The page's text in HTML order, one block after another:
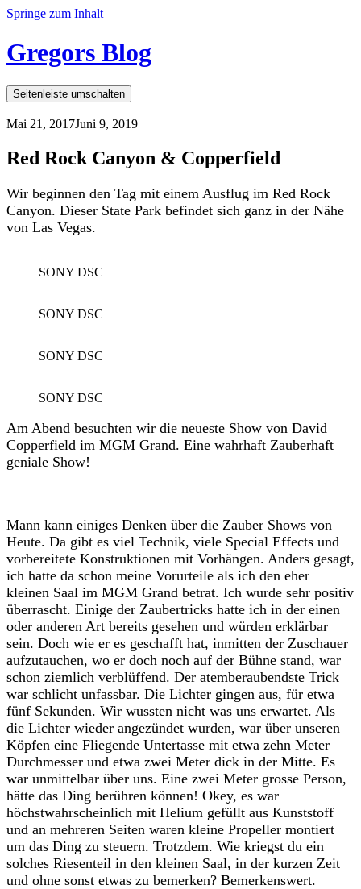
Springe zum Inhalt
Gregors Blog
Seitenleiste umschalten
Mai 21, 2017Juni 9, 2019
Red Rock Canyon & Copperfield
Wir beginnen den Tag mit einem Ausflug im Red Rock
Canyon. Dieser State Park befindet sich ganz in der Nähe
von Las Vegas.
SONY DSC
SONY DSC
SONY DSC
SONY DSC
Am Abend besuchten wir die neueste Show von David
Copperfield im MGM Grand. Eine wahrhaft Zauberhaft
geniale Show!
Mann kann einiges Denken über die Zauber Shows von
Heute. Da gibt es viel Technik, viele Special Effects und
vorbereitete Konstruktionen mit Vorhängen. Anders gesagt,
ich hatte da schon meine Vorurteile als ich den eher
kleinen Saal im MGM Grand betrat. Ich wurde sehr positiv
überrascht. Einige der Zaubertricks hatte ich in der einen
oder anderen Art bereits gesehen und würden erklärbar
sein. Doch wie er es geschafft hat, inmitten der Zuschauer
aufzutauchen, wo er doch noch auf der Bühne stand, war
schon ziemlich verblüffend. Der atemberaubendste Trick
war schlicht unfassbar. Die Lichter gingen aus, für etwa
fünf Sekunden. Wir wussten nicht was uns erwartet. Als
die Lichter wieder angezündet wurden, war über unseren
Köpfen eine Fliegende Untertasse mit etwa zehn Meter
Durchmesser und etwa zwei Meter dick in der Mitte. Es
war unmittelbar über uns. Eine zwei Meter grosse Person,
hätte das Ding berühren können! Okey, es war
höchstwahrscheinlich mit Helium gefüllt aus Kunststoff
und an mehreren Seiten waren kleine Propeller montiert
um das Ding zu steuern. Trotzdem. Wie kriegst du ein
solches Riesenteil in den kleinen Saal, in der kurzen Zeit
und ohne sonst etwas zu bemerken? Bemerkenswert.